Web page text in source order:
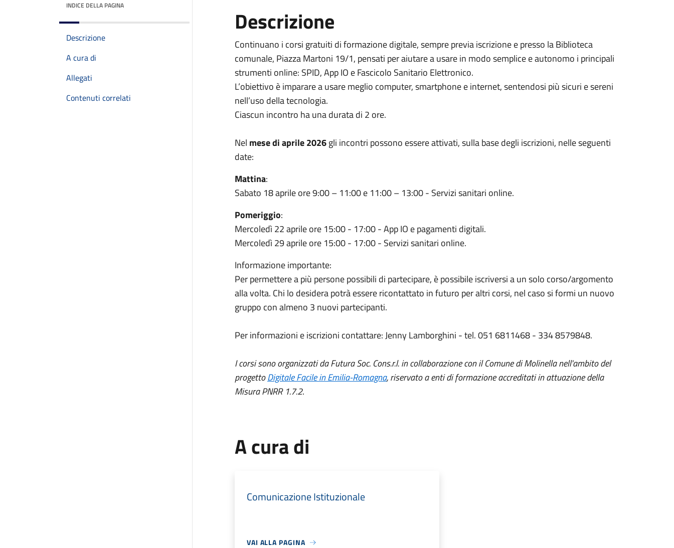
INDICE DELLA PAGINA
Descrizione
A cura di
Allegati
Contenuti correlati
Descrizione
Continuano i corsi gratuiti di formazione digitale, sempre previa iscrizione e presso la Biblioteca
comunale, Piazza Martoni 19/1, pensati per aiutare a usare in modo semplice e autonomo i principali
strumenti online: SPID, App IO e Fascicolo Sanitario Elettronico.
L’obiettivo è imparare a usare meglio computer, smartphone e internet, sentendosi più sicuri e sereni
nell’uso della tecnologia.
Ciascun incontro ha una durata di 2 ore.
Nel mese di aprile 2026gli incontri possono essere attivati, sulla base degli iscrizioni, nelle seguenti
date:
Mattina:
Sabato 18 aprile ore 9:00 – 11:00 e 11:00 – 13:00 - Servizi sanitari online.
Pomeriggio:
Mercoledì 22 aprile ore 15:00 - 17:00 - App IO e pagamenti digitali.
Mercoledì 29 aprile ore 15:00 - 17:00 - Servizi sanitari online.
Informazione importante:
Per permettere a più persone possibili di partecipare, è possibile iscriversi a un solo corso/argomento
alla volta. Chi lo desidera potrà essere ricontattato in futuro per altri corsi, nel caso si formi un nuovo
gruppo con almeno 3 nuovi partecipanti.
Per informazioni e iscrizioni contattare: Jenny Lamborghini - tel. 051 6811468 - 334 8579848.
I corsi sono organizzati da Futura Soc. Cons.r.l. in collaborazione con il Comune di Molinella nell'ambito del
progettoDigitale Facile in Emilia-Romagna, riservato a enti di formazione accreditati in attuazione della
Misura PNRR 1.7.2.
A cura di
Comunicazione Istituzionale
VAI ALLA PAGINA